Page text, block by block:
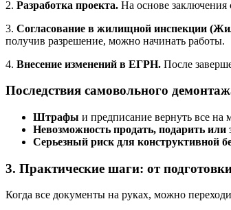
2. Разработка проекта. На основе заключения
3. Согласование в жилищной инспекции
получив разрешение, можно начинать работы.
4. Внесение изменений в ЕГРН. После
Последствия самовольного
Штрафы и предписание вернуть все на
Невозможность продать, подарить или
Серьезный риск для конструктивной
3. Практические шаги: от
Когда все документы на руках, можно